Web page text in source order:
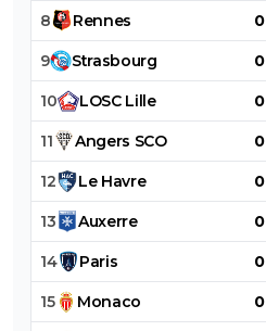
8 Rennes 0
9 Strasbourg 0
10 LOSC Lille 0
11 Angers SCO 0
12 Le Havre 0
13 Auxerre 0
14 Paris 0
15 Monaco 0